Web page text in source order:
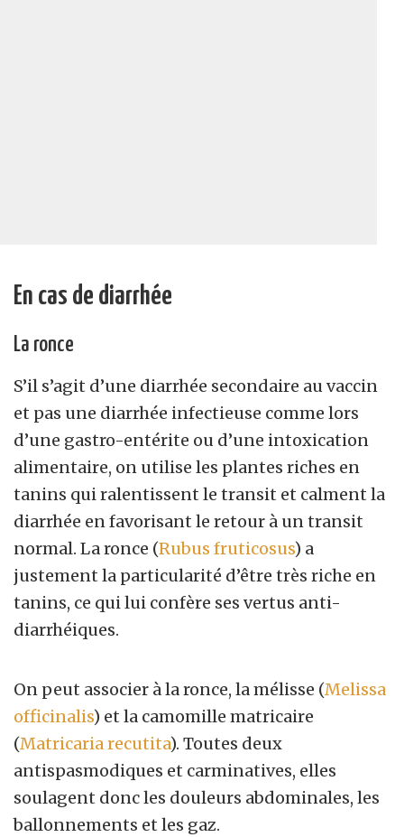
En cas de diarrhée
La ronce
S’il s’agit d’une diarrhée secondaire au vaccin
et pas une diarrhée infectieuse comme lors
d’une gastro-entérite ou d’une intoxication
alimentaire, on utilise les plantes riches en
tanins qui ralentissent le transit et calment la
diarrhée en favorisant le retour à un transit
normal. La ronce (Rubus fruticosus) a
justement la particularité d’être très riche en
tanins, ce qui lui confère ses vertus anti-
diarrhéiques.
On peut associer à la ronce, la mélisse (Melissa
officinalis) et la camomille matricaire
(Matricaria recutita). Toutes deux
antispasmodiques et carminatives, elles
soulagent donc les douleurs abdominales, les
ballonnements et les gaz.